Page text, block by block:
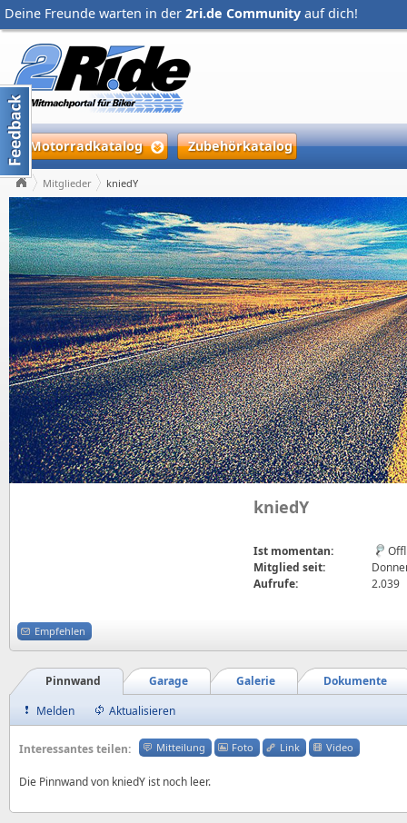
Deine Freunde warten in der 2ri.de Community auf dich!
Motorradkatalog Zubehörkatalog
Mitglieder kniedY
kniedY
Ist momentan:
Mitglied seit:
Aufrufe:
2.039
Empfehlen
Dokumente
Galerie
Garage
Pinnwand
Melden
Aktualisieren
Interessantes teilen: Mitteilung Foto Link Video
Die Pinnwand von kniedY ist noch leer.